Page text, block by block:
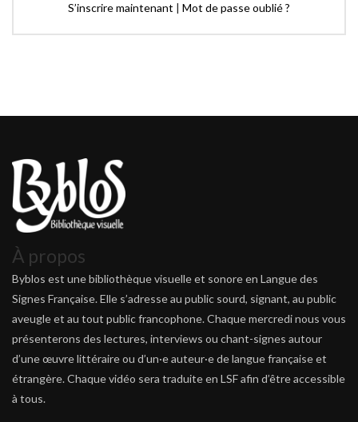
S’inscrire maintenant | Mot de passe oublié ?
À propos
Byblos est une bibliothèque visuelle et sonore en Langue des
Signes Française. Elle s’adresse au public sourd, signant, au public
aveugle et au tout public francophone. Chaque mercredi nous vous
présenterons des lectures, interviews ou chant-signes autour
d’une œuvre littéraire ou d’un·e auteur·e de langue française et
étrangère. Chaque vidéo sera traduite en LSF afin d’être accessible
à tous.